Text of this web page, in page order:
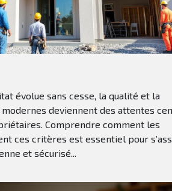
évolue sans cesse, la qualité et la
deviennent des attentes
Comprendre comment les
ces critères est essentiel pour
et sécurisé...